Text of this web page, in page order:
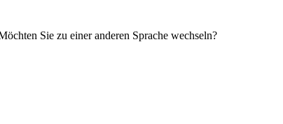
Sie zu einer anderen Sprache wechseln?